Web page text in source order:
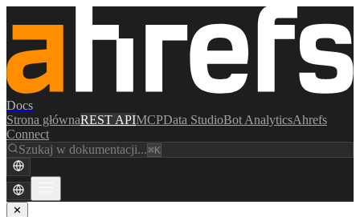
Docs
Strona głównaREST APIMCPData StudioBot AnalyticsAhrefs
Connect
Szukaj w dokumentacji...⌘K
✕